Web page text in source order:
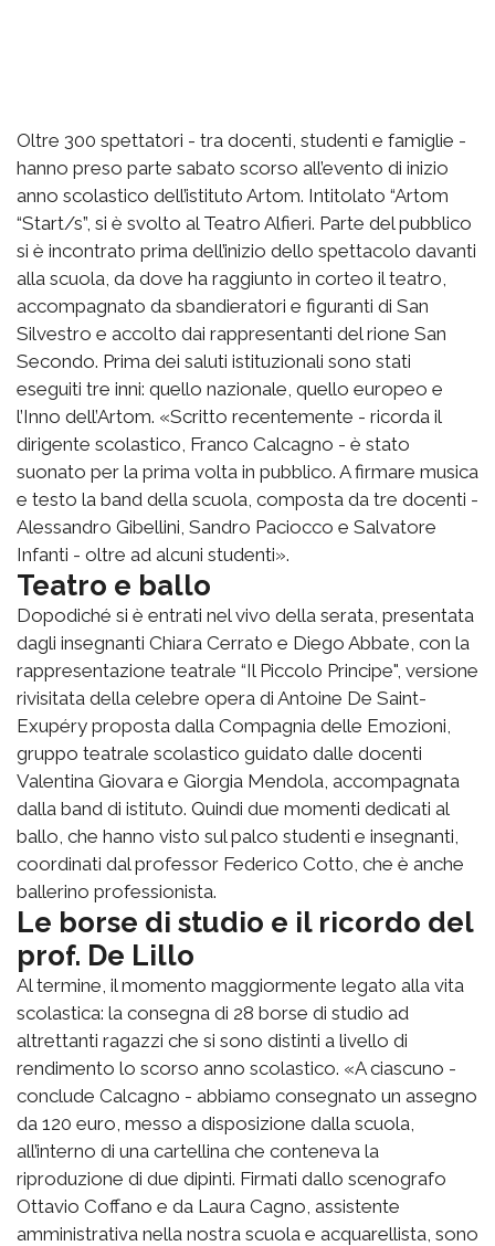
Oltre 300 spettatori - tra docenti, studenti e famiglie -
hanno preso parte sabato scorso all’evento di inizio
anno scolastico dell’istituto Artom. Intitolato “Artom
“Start/s”, si è svolto al Teatro Alfieri. Parte del pubblico
si è incontrato prima dell’inizio dello spettacolo davanti
alla scuola, da dove ha raggiunto in corteo il teatro,
accompagnato da sbandieratori e figuranti di San
Silvestro e accolto dai rappresentanti del rione San
Secondo. Prima dei saluti istituzionali sono stati
eseguiti tre inni: quello nazionale, quello europeo e
l’Inno dell’Artom. «Scritto recentemente - ricorda il
dirigente scolastico, Franco Calcagno - è stato
suonato per la prima volta in pubblico. A firmare musica
e testo la band della scuola, composta da tre docenti -
Alessandro Gibellini, Sandro Paciocco e Salvatore
Infanti - oltre ad alcuni studenti».
Teatro e ballo
Dopodiché si è entrati nel vivo della serata, presentata
dagli insegnanti Chiara Cerrato e Diego Abbate, con la
rappresentazione teatrale “Il Piccolo Principe", versione
rivisitata della celebre opera di Antoine De Saint-
Exupéry proposta dalla Compagnia delle Emozioni,
gruppo teatrale scolastico guidato dalle docenti
Valentina Giovara e Giorgia Mendola, accompagnata
dalla band di istituto. Quindi due momenti dedicati al
ballo, che hanno visto sul palco studenti e insegnanti,
coordinati dal professor Federico Cotto, che è anche
ballerino professionista.
Le borse di studio e il ricordo del
prof. De Lillo
Al termine, il momento maggiormente legato alla vita
scolastica: la consegna di 28 borse di studio ad
altrettanti ragazzi che si sono distinti a livello di
rendimento lo scorso anno scolastico. «A ciascuno -
conclude Calcagno - abbiamo consegnato un assegno
da 120 euro, messo a disposizione dalla scuola,
all’interno di una cartellina che conteneva la
riproduzione di due dipinti. Firmati dallo scenografo
Ottavio Coffano e da Laura Cagno, assistente
amministrativa nella nostra scuola e acquarellista, sono